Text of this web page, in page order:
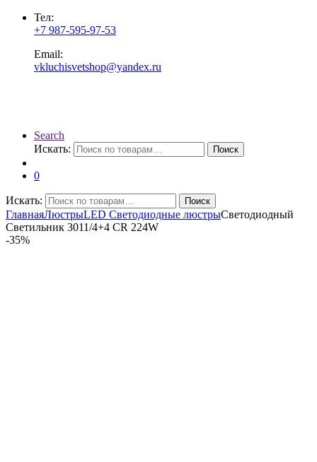
Тел:
+7 987-595-97-53
Email:
vkluchisvetshop@yandex.ru
Search
Искать:
Поиск
0
Искать: Поиск
ГлавнаяЛюстрыLED Светодиодные люстрыСветодиодный
Светильник 3011/4+4 CR 224W
-35%